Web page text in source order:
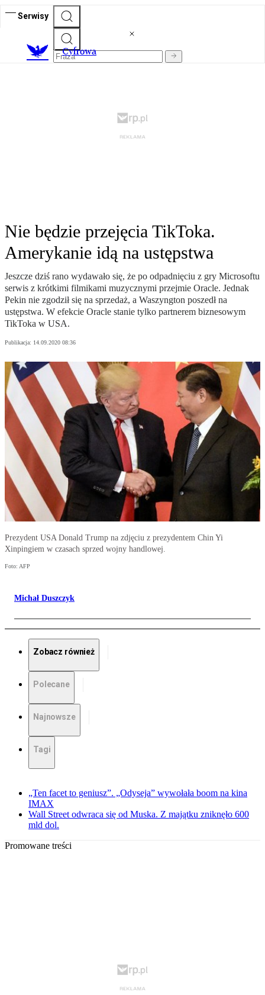
Serwisy
Cyfrowa
Nie będzie przejęcia TikToka.
Amerykanie idą na ustępstwa
Jeszcze dziś rano wydawało się, że po odpadnięciu z gry Microsoftu
serwis z krótkimi filmikami muzycznymi przejmie Oracle. Jednak
Pekin nie zgodził się na sprzedaż, a Waszyngton poszedł na
ustępstwa. W efekcie Oracle stanie tylko partnerem biznesowym
TikToka w USA.
Publikacja: 14.09.2020 08:36
Prezydent USA Donald Trump na zdjęciu z prezydentem Chin Yi
Xinpingiem w czasach sprzed wojny handlowej.
Foto: AFP
Michał Duszczyk
Zobacz również
Polecane
Najnowsze
Tagi
„Ten facet to geniusz”. „Odyseja” wywołała boom na kina
IMAX
Wall Street odwraca się od Muska. Z majątku zniknęło 600
mld dol.
Promowane treści